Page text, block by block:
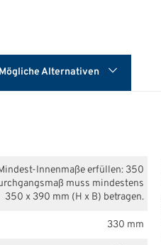
Mögliche Alternativen
Innenmaße erfüllen: 350
muss mindestens
350 x 390 mm (H x B) betragen.
330 mm